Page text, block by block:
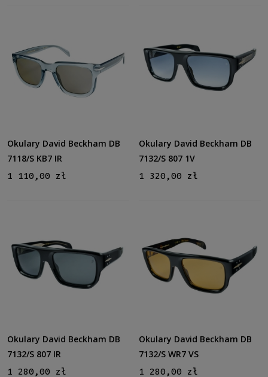
Okulary David Beckham DB
7118/S KB7 IR
1 110,00 zł
Okulary David Beckham DB
7132/S 807 1V
1 320,00 zł
Okulary David Beckham DB
7132/S 807 IR
1 280,00 zł
Okulary David Beckham DB
7132/S WR7 VS
1 280,00 zł